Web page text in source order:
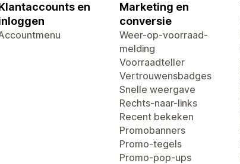
en
Marketing en
conversie
Weer-op-voorraad-
melding
Voorraadteller
Vertrouwensbadges
Snelle weergave
Rechts-naar-links
Recent bekeken
Promobanners
Promo-tegels
Promo-pop-ups